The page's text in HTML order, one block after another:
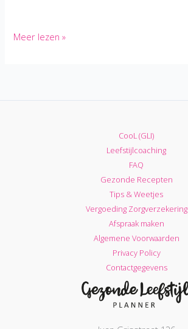
Je
Meer lezen »
CooL (GLI)
Leefstijlcoaching
FAQ
Gezonde Recepten
Tips & Weetjes
Vergoeding Zorgverzekering
Afspraak maken
Algemene Voorwaarden
Privacy Policy
Contactgegevens